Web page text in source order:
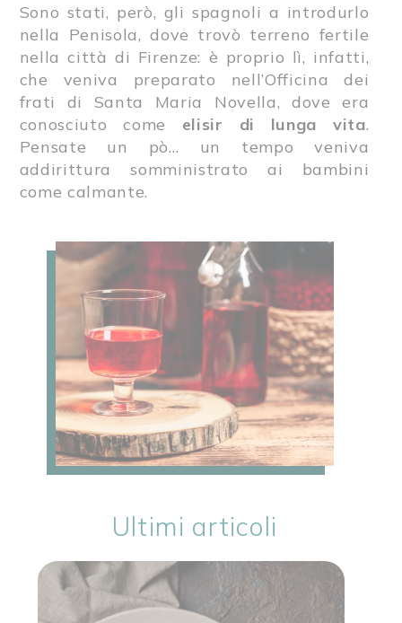
Sono stati, però, gli spagnoli a introdurlo
nella Penisola, dove trovò terreno fertile
nella città di Firenze: è proprio lì, infatti,
che veniva preparato nell’Officina dei
frati di Santa Maria Novella, dove era
conosciuto come elisir di lunga vita.
Pensate un pò… un tempo veniva
addirittura somministrato ai bambini
come calmante.
Ultimi articoli